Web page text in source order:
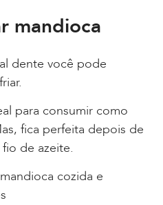
mandioca
dente você pode
para consumir como
fica perfeita depois de
de azeite.
cozida e